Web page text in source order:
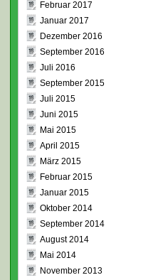
Februar 2017
Januar 2017
Dezember 2016
September 2016
Juli 2016
September 2015
Juli 2015
Juni 2015
Mai 2015
April 2015
März 2015
Februar 2015
Januar 2015
Oktober 2014
September 2014
August 2014
Mai 2014
November 2013